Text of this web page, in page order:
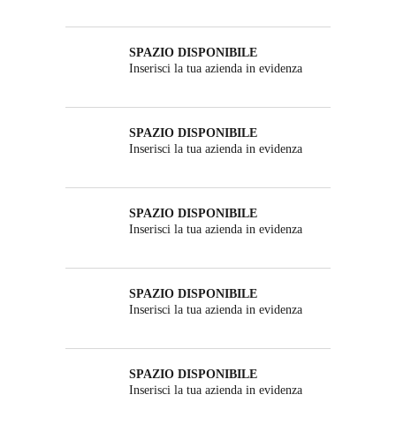
SPAZIO DISPONIBILE
Inserisci la tua azienda in evidenza
SPAZIO DISPONIBILE
Inserisci la tua azienda in evidenza
SPAZIO DISPONIBILE
Inserisci la tua azienda in evidenza
SPAZIO DISPONIBILE
Inserisci la tua azienda in evidenza
SPAZIO DISPONIBILE
Inserisci la tua azienda in evidenza